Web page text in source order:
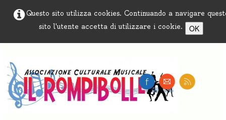
Questo sito utilizza cookies. Continuando a navigare
sito l'utente accetta di utilizzare i cookie.
OK